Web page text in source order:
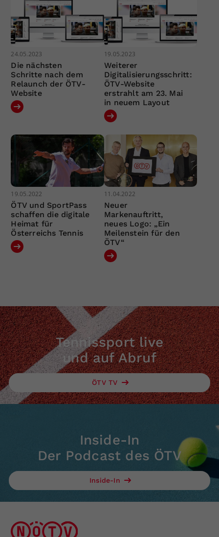
24.05.2023
Die nächsten
Schritte nach dem
Relaunch der ÖTV-
Website
19.05.2023
Weiterer
Digitalisierungsschritt:
ÖTV-Website
erstrahlt am 23. Mai
in neuem Layout
19.05.2022
ÖTV und SportPass
schaffen die digitale
Heimat für
Österreichs Tennis
11.04.2022
Neuer
Markenauftritt,
neues Logo: „Ein
Meilenstein für den
ÖTV“
Tennissport live
und auf Abruf
ÖTV TV
Inside-In
Der Podcast des ÖTV
Inside-In